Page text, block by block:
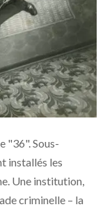
"36". Sous-
installés les
Une institution,
criminelle – la